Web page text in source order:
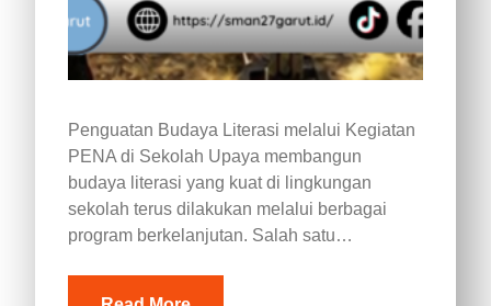
Penguatan Budaya Literasi melalui Kegiatan
PENA di Sekolah Upaya membangun
budaya literasi yang kuat di lingkungan
sekolah terus dilakukan melalui berbagai
program berkelanjutan. Salah satu…